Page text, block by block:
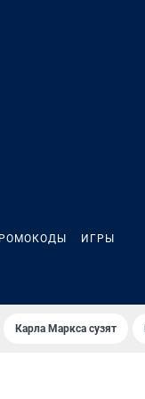
ИГРЫ
Карла Маркса сузят